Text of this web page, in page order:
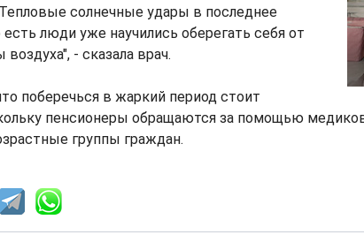
солнечные удары в последнее
люди уже научились оберегать себя от
- сказала врач.
поберечься в жаркий период стоит
пенсионеры обращаются за помощью
группы граждан.